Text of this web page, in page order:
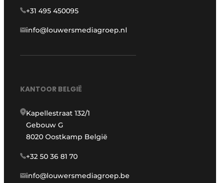
+31 495 450095
info@louwersmediagroep.nl
KANTOOR BELGIË
Kapellestraat 132/1
Gebouw G
8020 Oostkamp België
+32 50 36 81 70
info@louwersmediagroep.be